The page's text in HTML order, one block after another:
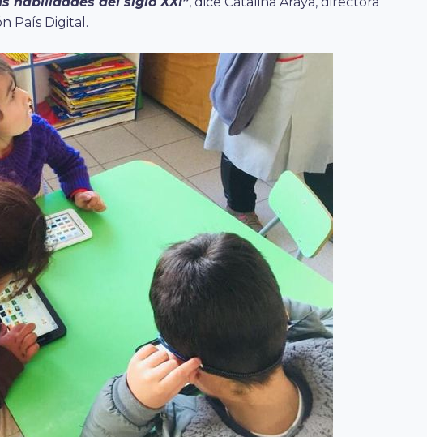
País Digital.